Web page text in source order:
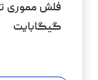
گیگابایت